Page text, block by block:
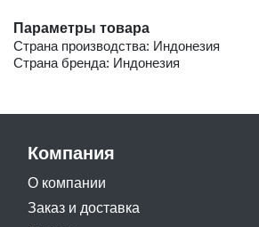
Параметры товара
Страна производства: Индонезия
Страна бренда: Индонезия
Компания
О компании
Заказ и доставка